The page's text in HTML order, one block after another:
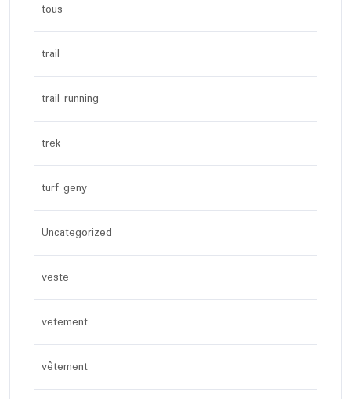
tous
trail
trail running
trek
turf geny
Uncategorized
veste
vetement
vêtement